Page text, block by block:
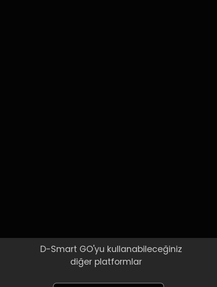
D-Smart GO'yu kullanabileceğiniz
diğer platformlar